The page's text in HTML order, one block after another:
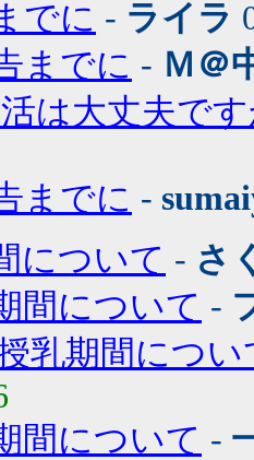
でに - ライラ
までに - Ｍ＠
は大丈夫で
までに -
について - さ
間について -
乳期間につい
間について -